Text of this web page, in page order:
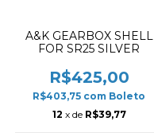
A&K GEARBOX SHELL
FOR SR25 SILVER
R$425,00
R$403,75 com Boleto
12 x de R$39,77